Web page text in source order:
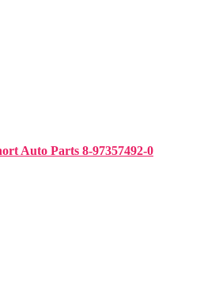
Auto Parts 8-97357492-0